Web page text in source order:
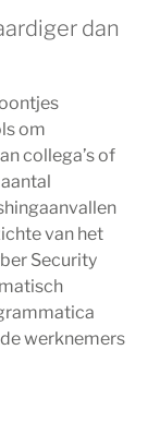
dan
om
collega’s of
van het
Security
werknemers